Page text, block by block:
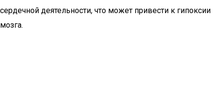
сердечной деятельности, что может привести к гипоксии
мозга.